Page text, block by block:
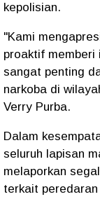
kepolisian.
"Kami
proaktif memberi
sangat penting
narkoba di
Verry Purba.
Dalam
seluruh lapisan
melaporkan
terkait